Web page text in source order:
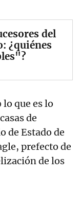
del
¿quiénes
lo que es lo
de
de Estado de
prefecto de
de los